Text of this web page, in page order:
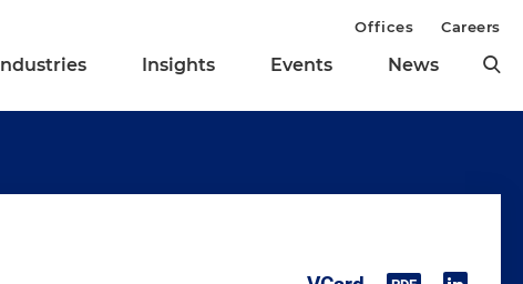
Industries Insights Events News
Offices Careers